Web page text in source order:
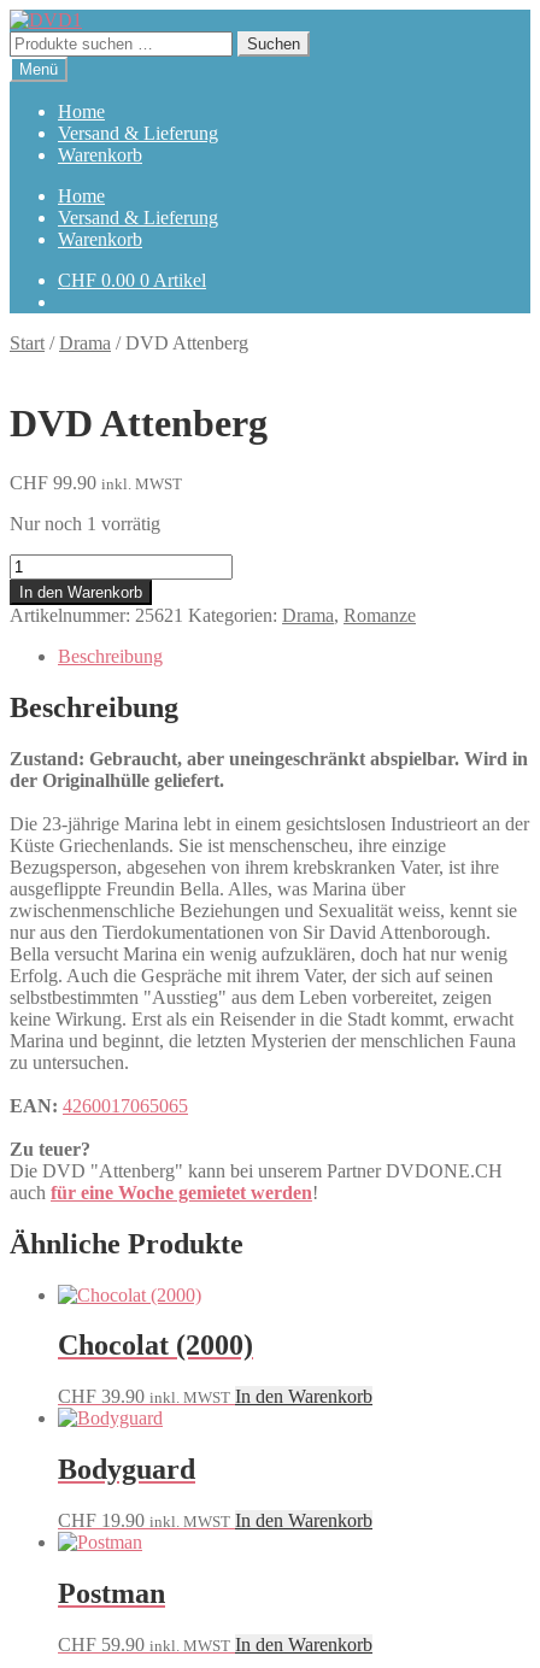
Zur
Navigation
springen
Zum
Inhalt
springen
Suchen
nach:
Suchen
Menü
Home
Versand & Lieferung
Warenkorb
Home
Versand & Lieferung
Warenkorb
CHF 0.00 0 Artikel
Start /Drama /DVD Attenberg
DVD Attenberg
CHF 99.90 inkl. MWST
Nur noch 1 vorrätig
Attenberg
Menge
In den Warenkorb
Artikelnummer: 25621 Kategorien: Drama, Romanze
Beschreibung
Beschreibung
Zustand: Gebraucht, aber uneingeschränkt abspielbar. Wird in
der Originalhülle geliefert.
Die 23-jährige Marina lebt in einem gesichtslosen Industrieort an der
Küste Griechenlands. Sie ist menschenscheu, ihre einzige
Bezugsperson, abgesehen von ihrem krebskranken Vater, ist ihre
ausgeflippte Freundin Bella. Alles, was Marina über
zwischenmenschliche Beziehungen und Sexualität weiss, kennt sie
nur aus den Tierdokumentationen von Sir David Attenborough.
Bella versucht Marina ein wenig aufzuklären, doch hat nur wenig
Erfolg. Auch die Gespräche mit ihrem Vater, der sich auf seinen
selbstbestimmten "Ausstieg" aus dem Leben vorbereitet, zeigen
keine Wirkung. Erst als ein Reisender in die Stadt kommt, erwacht
Marina und beginnt, die letzten Mysterien der menschlichen Fauna
zu untersuchen.
EAN: 4260017065065
Zu teuer?
Die DVD "Attenberg" kann bei unserem Partner DVDONE.CH
auch für eine Woche gemietet werden!
Ähnliche Produkte
Chocolat (2000)
CHF 39.90 inkl. MWST In den Warenkorb
Bodyguard
CHF 19.90 inkl. MWST In den Warenkorb
Postman
CHF 59.90 inkl. MWST In den Warenkorb